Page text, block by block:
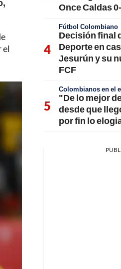
el
Once Caldas
Fútbol Colombiano
Decisión final
Deporte en
Jesurún y su
FCF
Colombianos en el
"De lo mejor
desde que
por fin lo